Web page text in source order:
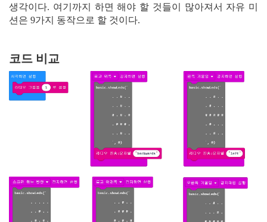
생각이다. 여기까지 하면 해야 할 것들이 많아져서 자유 미
션은 9가지 동작으로 할 것이다.
코드 비교